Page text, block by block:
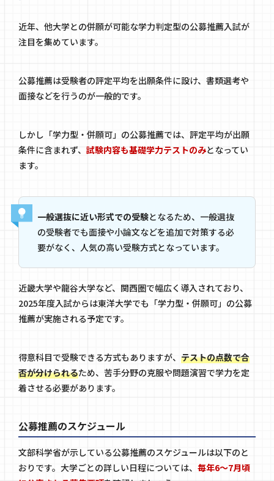
近年、他大学との併願が可能な学力判定型の公募推薦入試が
注目を集めています。
公募推薦は受験者の評定平均を出願条件に設け、書類選考や
面接などを行うのが一般的です。
しかし「学力型・併願可」の公募推薦では、評定平均が出願
条件に含まれず、 試験内容も基礎学力テストのみとなってい
ます。
一般選抜に近い形式での受験となるため、一般選抜
の受験者でも面接や小論文などを追加で対策する必
要がなく、人気の高い受験方式となっています。
近畿大学や龍谷大学など、関西圏で幅広く導入されており、
2025年度入試からは東洋大学でも「学力型・併願可」の公募
推薦が実施される予定です。
得意科目で受験できる方式もありますが、 テストの点数で合
否が分けられるため、苦手分野の克服や問題演習で学力を定
着させる必要があります。
公募推薦のスケジュール
文部科学省が示している公募推薦のスケジュールは以下のと
おりです。大学ごとの詳しい日程については、 毎年6〜7月頃